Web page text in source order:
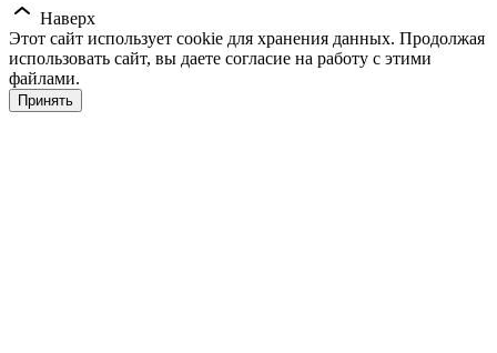
Наверх
Этот сайт использует cookie для хранения данных. Продолжая
использовать сайт, вы даете согласие на работу с этими
файлами.
Принять